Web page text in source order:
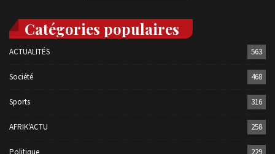
Catégories populaires
ACTUALITÉS 563
Société 468
Sports 316
AFRIK'ACTU 258